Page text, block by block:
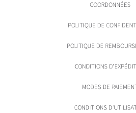
COORDONNÉES
POLITIQUE DE
POLITIQUE DE
CONDITIONS
MODES DE
CONDITIONS